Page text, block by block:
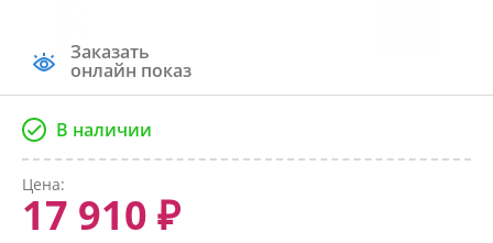
Заказать
онлайн показ
В наличии
Цена:
17 910 ₽